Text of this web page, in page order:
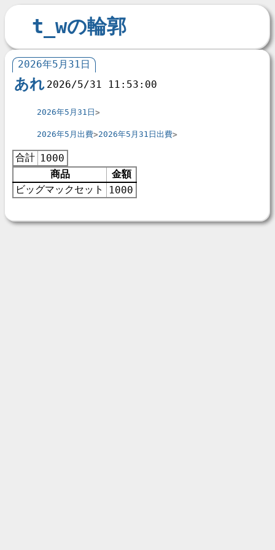
t_wの輪郭
2026年5月31日
あれ 2026/5/31 11:53:00
2026年5月31日
2026年5月出費 2026年5月31日出費
合計 1000
商品
金額
ビッグマックセット
1000